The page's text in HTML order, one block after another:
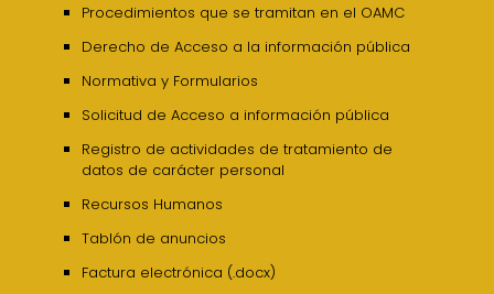
Procedimientos que se tramitan en el OAMC
Derecho de Acceso a la información pública
Normativa y Formularios
Solicitud de Acceso a información pública
Registro de actividades de tratamiento de
datos de carácter personal
Recursos Humanos
Tablón de anuncios
Factura electrónica (.docx)